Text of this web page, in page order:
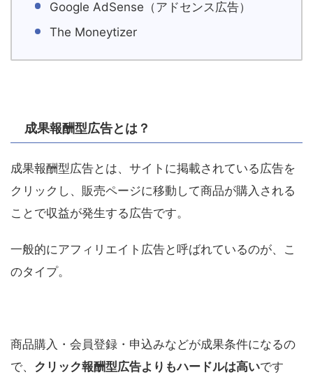
Google AdSense（アドセンス広告）
The Moneytizer
成果報酬型広告とは？
成果報酬型広告とは、サイトに掲載されている広告を
クリックし、販売ページに移動して商品が購入される
ことで収益が発生する広告です。
一般的にアフィリエイト広告と呼ばれているのが、こ
のタイプ。
商品購入・会員登録・申込みなどが成果条件になるの
で、 クリック報酬型広告よりもハードルは高いです